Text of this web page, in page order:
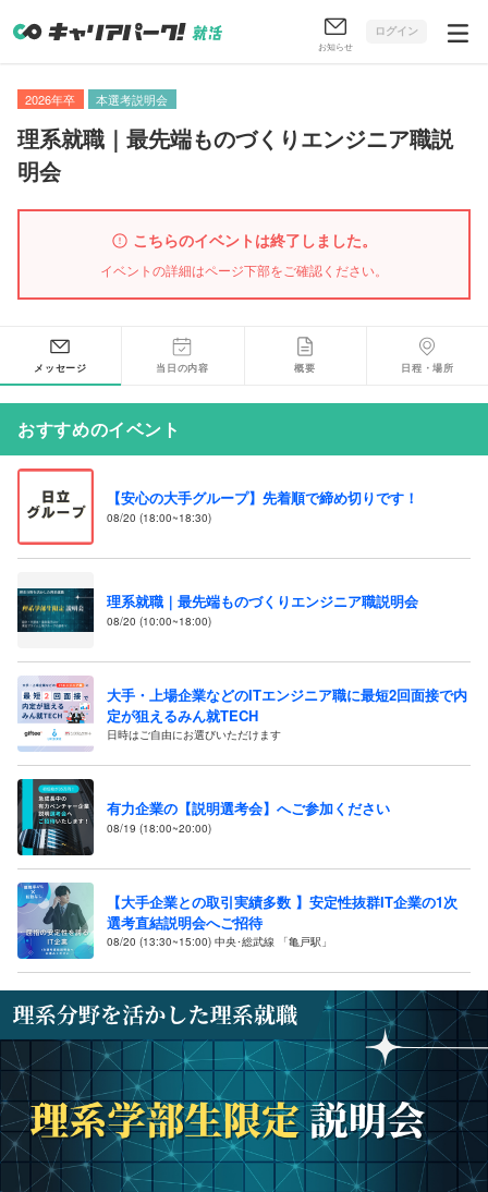
お知らせ
ログイン
2026年卒 本選考説明会
理系就職｜最先端ものづくりエンジニア職説
明会
こちらのイベントは終了しました。
イベントの詳細はページ下部をご確認ください。
メッセージ 当日の内容 概要 日程・場所
おすすめのイベント
【安心の大手グループ】先着順で締め切りです！
08/20 (18:00~18:30)
理系就職｜最先端ものづくりエンジニア職説明会
08/20 (10:00~18:00)
大手・上場企業などのITエンジニア職に最短2回面接で内
定が狙えるみん就TECH
日時はご自由にお選びいただけます
有力企業の【説明選考会】へご参加ください
08/19 (18:00~20:00)
【大手企業との取引実績多数 】安定性抜群IT企業の1次
選考直結説明会へご招待
08/20 (13:30~15:00) 中央･総武線 「亀戸駅」